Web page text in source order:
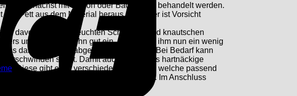
zunächst mit Natron oder Backpulver behandelt werden.
Fett aus dem Material heraus. Aber hier ist Vorsicht
davon auf einen feuchten Schwamm und knautschen
und massieren ihn gut ein. Geben Sie ihm nun ein wenig
danach wieder abgenommen werden. Bei Bedarf kann
somit. Damit auch besonders hartnäckige
. Diese gibt es in verschiedenen Farben, welche passend
auf und massieren diese gut ein. Im Anschluss